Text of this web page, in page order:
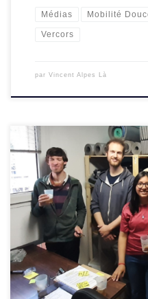
Médias Mobilité
Vercors
par Vincent Alpes Là
L’association Alpes Là
pour contribuer à nos
préservation de
montagne de manière
aider […]